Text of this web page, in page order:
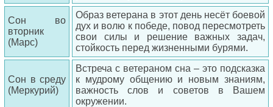
Сон во
вторник
(Марс)
Образ ветерана в этот день несёт боевой
дух и волю к победе, повод пересмотреть
свои силы и решение важных задач,
стойкость перед жизненными бурями.
Сон в среду
(Меркурий)
Встреча с ветераном сна – это подсказка
к мудрому общению и новым знаниям,
важность слов и советов в Вашем
окружении.